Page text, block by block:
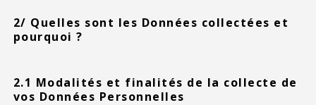
2/ Quelles sont les Données collectées et
pourquoi ?
2.1 Modalités et finalités de la collecte de
vos Données Personnelles